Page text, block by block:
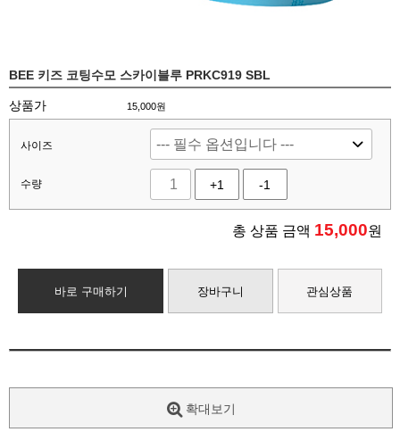
BEE 키즈 코팅수모 스카이블루 PRKC919 SBL
상품가 15,000원
사이즈
수량 +1 -1
총 상품 금액 15,000원
바로 구매하기 장바구니 관심상품
확대보기